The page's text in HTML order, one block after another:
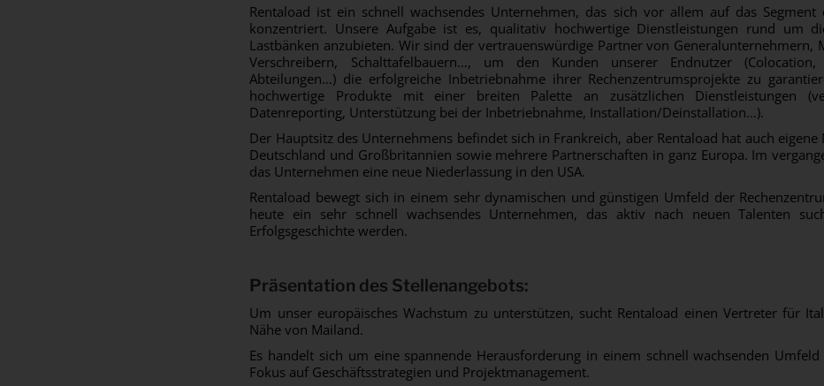
Batterietest
Rentaload ist ein schnell wachsendes Unternehmen, das sich vor allem auf das Segment
konzentriert. Unsere Aufgabe ist es, qualitativ hochwertige Dienstleistungen rund um
Lastbänken anzubieten. Wir sind der vertrauenswürdige Partner von Generalunternehmern,
Verschreibern, Schalttafelbauern…, um den Kunden unserer Endnutzer (Colocation,
Abteilungen…) die erfolgreiche Inbetriebnahme ihrer Rechenzentrumsprojekte zu
hochwertige Produkte mit einer breiten Palette an zusätzlichen Dienstleistungen
Datenreporting, Unterstützung bei der Inbetriebnahme, Installation/Deinstallation…).
Der Hauptsitz des Unternehmens befindet sich in Frankreich, aber Rentaload hat auch eigene
Deutschland und Großbritannien sowie mehrere Partnerschaften in ganz Europa. Im
das Unternehmen eine neue Niederlassung in den USA.
Rentaload bewegt sich in einem sehr dynamischen und günstigen Umfeld der
heute ein sehr schnell wachsendes Unternehmen, das aktiv nach neuen Talenten
Erfolgsgeschichte werden.
Präsentation des Stellenangebots:
Um unser europäisches Wachstum zu unterstützen, sucht Rentaload einen Vertreter für
Nähe von Mailand.
Es handelt sich um eine spannende Herausforderung in einem schnell wachsenden
Fokus auf Geschäftsstrategien und Projektmanagement.